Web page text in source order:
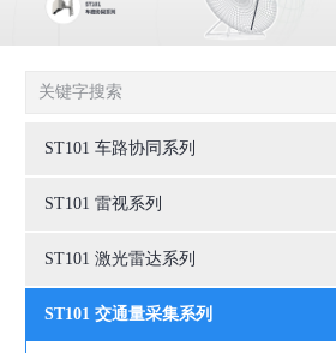
ST101 车路协同系列
ST101 雷视系列
ST101 激光雷达系列
ST101 交通量采集系列